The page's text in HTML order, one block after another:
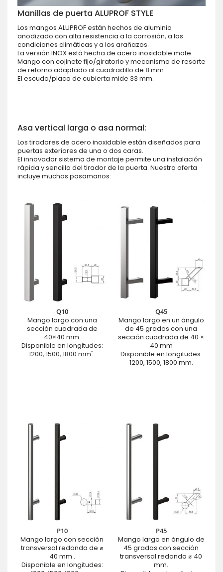
Manillas de puerta ALUPROF STYLE
Los mangos ALUPROF están hechos de aluminio
anodizado con alta resistencia a la corrosión, a las
condiciones climáticas y a los arañazos.
La versión INOX está hecha de acero inoxidable mate.
Mango con cojinete fijo/giratorio y mecanismo de resorte
de retorno adaptado al cuadradillo de 8 mm.
El escudo/placa de cubierta mide 33 mm.
Asa vertical larga o asa normal:
Los tiradores de acero inoxidable están diseñados para
puertas exteriores de una o dos caras.
El innovador sistema de montaje permite una instalación
rápida y sencilla del tirador de la puerta. Nuestra oferta
incluye muchos pasamanos:
Q10
Mango largo con una
sección cuadrada de
40×40 mm.
Disponible en longitudes:
1200, 1500, 1800 mm".
Q45
Mango largo en un ángulo
de 45 grados con una
sección cuadrada de 40 ×
40 mm
Disponible en longitudes:
1200, 1500, 1800 mm.
P10
Mango largo con sección
transversal redonda de ⌀
40 mm .
Disponible en longitudes:
P45
Mango largo en ángulo de
45 grados con sección
transversal redonda ⌀ 40
mm.